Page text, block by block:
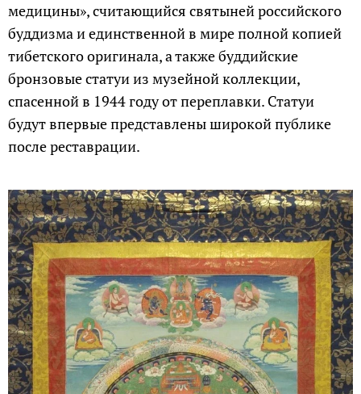
медицины», считающийся святыней российского
буддизма и единственной в мире полной копией
тибетского оригинала, а также буддийские
бронзовые статуи из музейной коллекции,
спасенной в 1944 году от переплавки. Статуи
будут впервые представлены широкой публике
после реставрации.